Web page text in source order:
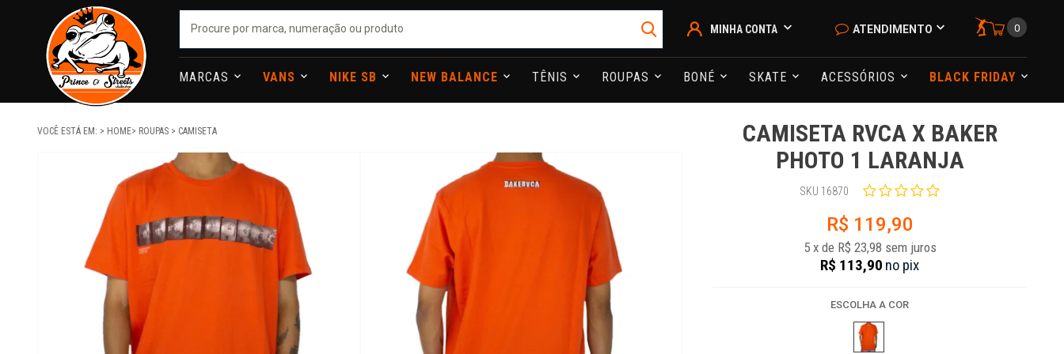
MINHA CONTA ATENDIMENTO 0
MARCAS VANS NIKE SB NEW BALANCE TÊNIS ROUPAS BONÉ SKATE ACESSÓRIOS BLACK FRIDAY
VOCÊ ESTÁ EM: HOME ROUPAS CAMISETA
CAMISETA RVCA X BAKER
PHOTO 1 LARANJA
SKU 16870
R$ 119,90
5 x de R$ 23,98 sem juros
R$ 113,90 no pix
ESCOLHA A COR